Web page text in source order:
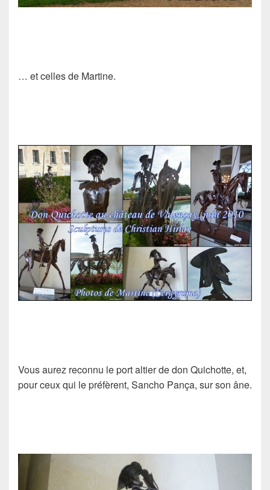
… et celles de Martine.
Vous aurez reconnu le port altier de don Quichotte, et,
pour ceux qui le préfèrent, Sancho Pança, sur son âne.